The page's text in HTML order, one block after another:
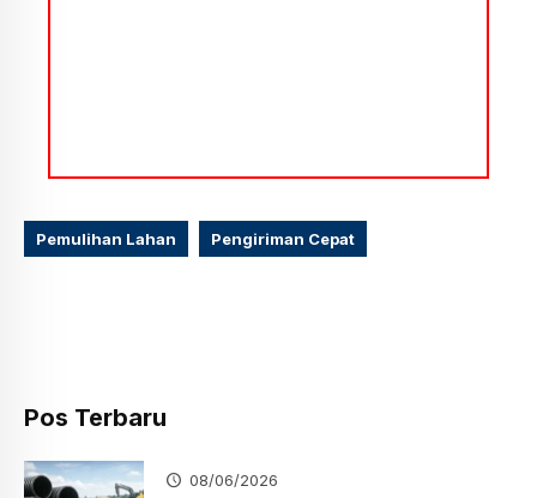
Pemulihan Lahan Pengiriman Cepat
Pos Terbaru
08/06/2026